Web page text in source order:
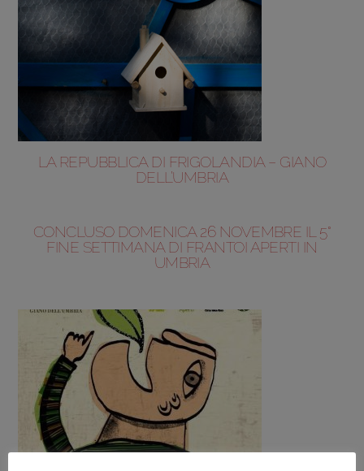
LA REPUBBLICA DI FRIGOLANDIA – GIANO
DELL’UMBRIA
CONCLUSO DOMENICA 26 NOVEMBRE IL 5°
FINE SETTIMANA DI FRANTOI APERTI IN
UMBRIA